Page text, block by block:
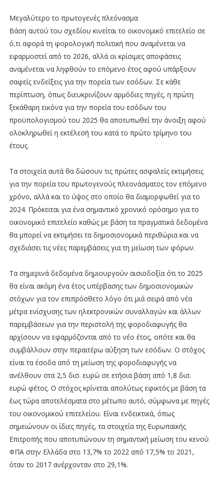
Μεγαλύτερο το πρωτογενές πλεόνασμα
Βάση αυτού του σχεδίου κινείται το οικονομικό επιτελείο σε
ό,τι αφορά τη φορολογική πολιτική που αναμένεται να
εφαρμοστεί από το 2026, αλλά οι κρίσιμες αποφάσεις
αναμένεται να ληφθούν το επόμενο έτος αφού υπάρξουν
σαφείς ενδείξεις για την πορεία των εσόδων. Σε κάθε
περίπτωση, όπως διευκρινίζουν αρμόδιες πηγές, η πρώτη
ξεκάθαρη εικόνα για την πορεία του εσόδων του
προϋπολογισμού του 2025 θα αποτυπωθεί την άνοιξη αφού
ολοκληρωθεί η εκτέλεσή του κατά το πρώτο τρίμηνο του
έτους.
Τα στοιχεία αυτά θα δώσουν τις πρώτες ασφαλείς εκτιμήσεις
για την πορεία του πρωτογενούς πλεονάσματος τον επόμενο
χρόνο, αλλά και το ύψος στο οποίο θα διαμορφωθεί για το
2024. Πρόκειται για ένα σημαντικό χρονικό ορόσημο για το
οικονομικό επιτελείο καθώς με βάση τα πραγματικά δεδομένα
θα μπορεί να εκτιμήσει τα δημοσιονομικά περιθώρια και να
σχεδιάσει τις νέες παρεμβάσεις για τη μείωση των φόρων.
Τα σημερινά δεδομένα δημιουργούν αισιοδοξία ότι το 2025
θα είναι ακόμη ένα έτος υπέρβασης των δημοσιονομικών
στόχων για τον επιπρόσθετο λόγο ότι μιά σειρά από νέα
μέτρα ενίσχυσης των ηλεκτρονικών συναλλαγών και άλλων
παρεμβάσεων για την περιστολή της φοροδιαφυγής θα
αρχίσουν να εφαρμόζονται από το νέο έτος, οπότε και θα
συμβάλλουν στην περαιτέρω αύξηση των εσόδων. Ο στόχος
είναι τα έσοδα από τη μείωση της φοροδιαφυγής να
ανέλθουν στα 2,5 δισ. ευρώ σε ετήσια βάση από 1,8 δισ.
ευρώ φέτος. Ο στόχος κρίνεται απολύτως εφικτός με βάση τα
έως τώρα αποτελέσματα στο μέτωπο αυτό, σύμφωνα με πηγές
του οικονομικού επιτελείου. Είναι ενδεικτικά, όπως
σημειώνουν οι ίδιες πηγές, τα στοιχεία της Ευρωπαϊκής
Επιτροπής που αποτυπώνουν τη σημαντική μείωση του κενού
ΦΠΑ στην Ελλάδα στο 13,7% το 2022 από 17,5% το 2021,
όταν το 2017 ανέρχονταν στο 29,1%.